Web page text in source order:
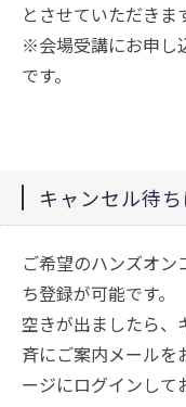
とさせていただきま
※会場受講にお申し
です。
キャンセル待
ご希望のハンズオ
ち登録が可能です。
空きが出ましたら、
斉にご案内メールを
ージにログインして